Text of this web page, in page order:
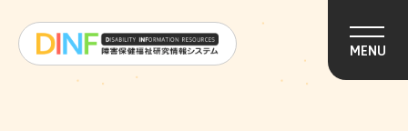
MENU